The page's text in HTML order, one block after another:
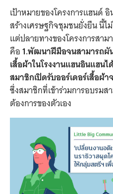
เป้าหมายของโครงการแฮนด์
สร้างเศรษฐกิจชุมชนยั่งยืน นี้ไ
แต่ปลายทางของโครงการสา
คือ1.พัฒนาฝีมือจนสามารถผั
เสื้อผ้าในโรงงานแฮนอินแฮน
สมาชิกเปิดรับออร์เดอร์เสื้อผ้
ซึ่งสมาชิกที่เข้าร่วมการอบรม
ต้องการของตัวเอง